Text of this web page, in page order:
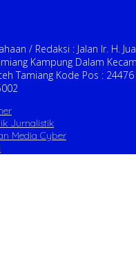
/ Redaksi : Jalan Ir. H.
Kampung Dalam
Tamiang Kode Pos :
Jurnalistik
Media Cyber